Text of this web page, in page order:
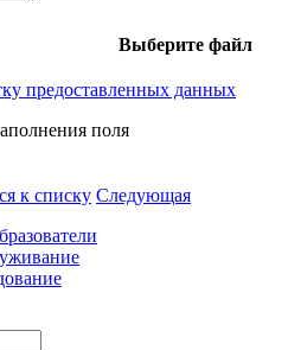
Выберите файл
предоставленных данных
поля
к списку Следующая